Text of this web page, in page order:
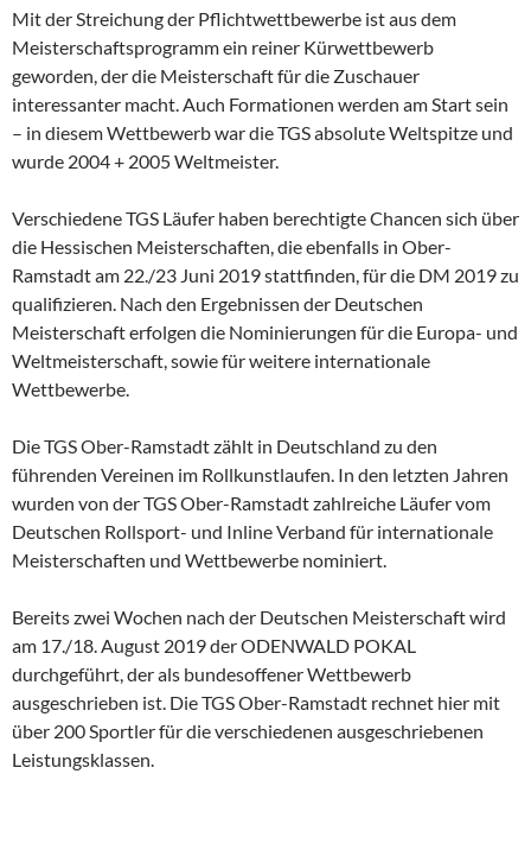
Mit der Streichung der Pflichtwettbewerbe ist aus dem
Meisterschaftsprogramm ein reiner Kürwettbewerb
geworden, der die Meisterschaft für die Zuschauer
interessanter macht. Auch Formationen werden am Start sein
– in diesem Wettbewerb war die TGS absolute Weltspitze und
wurde 2004 + 2005 Weltmeister.
Verschiedene TGS Läufer haben berechtigte Chancen sich über
die Hessischen Meisterschaften, die ebenfalls in Ober-
Ramstadt am 22./23 Juni 2019 stattfinden, für die DM 2019 zu
qualifizieren. Nach den Ergebnissen der Deutschen
Meisterschaft erfolgen die Nominierungen für die Europa- und
Weltmeisterschaft, sowie für weitere internationale
Wettbewerbe.
Die TGS Ober-Ramstadt zählt in Deutschland zu den
führenden Vereinen im Rollkunstlaufen. In den letzten Jahren
wurden von der TGS Ober-Ramstadt zahlreiche Läufer vom
Deutschen Rollsport- und Inline Verband für internationale
Meisterschaften und Wettbewerbe nominiert.
Bereits zwei Wochen nach der Deutschen Meisterschaft wird
am 17./18. August 2019 der ODENWALD POKAL
durchgeführt, der als bundesoffener Wettbewerb
ausgeschrieben ist. Die TGS Ober-Ramstadt rechnet hier mit
über 200 Sportler für die verschiedenen ausgeschriebenen
Leistungsklassen.